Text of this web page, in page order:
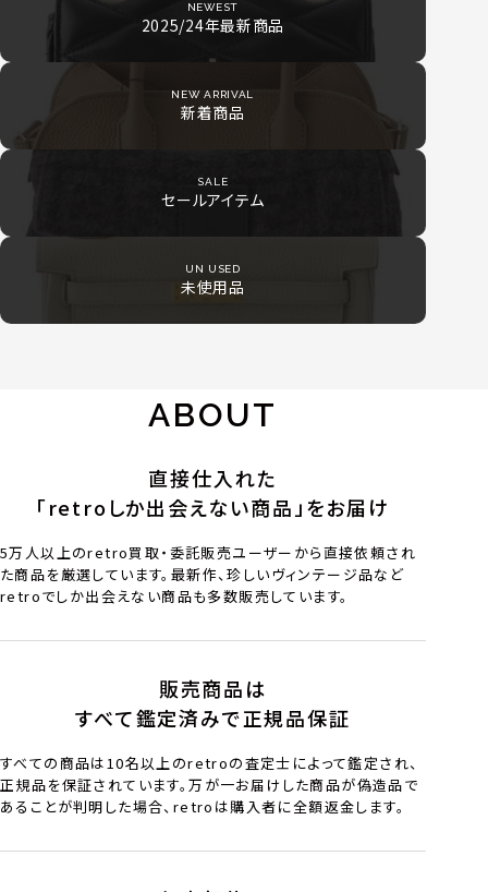
NEWEST
2025/24年最新商品
NEW ARRIVAL
新着商品
SALE
セールアイテム
UN USED
未使用品
ABOUT
直接仕入れた
「retroしか出会えない商品」をお届け
5万人以上のretro買取・委託販売ユーザーから直接依頼され
た商品を厳選しています。最新作、珍しいヴィンテージ品など
retroでしか出会えない商品も多数販売しています。
販売商品は
すべて鑑定済みで正規品保証
すべての商品は10名以上のretroの査定士によって鑑定され、
正規品を保証されています。万が一お届けした商品が偽造品で
あることが判明した場合、retroは購入者に全額返金します。